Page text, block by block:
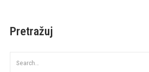
Pretražuj